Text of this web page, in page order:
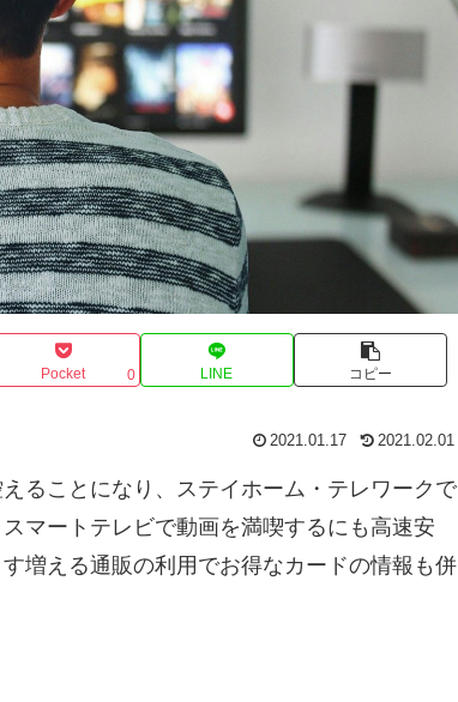
Pocket 0 LINE コピー
2021.01.17 2021.02.01
ることになり、ステイホーム・テレワークで
マートテレビで動画を満喫するにも高速安
増える通販の利用でお得なカードの情報も併